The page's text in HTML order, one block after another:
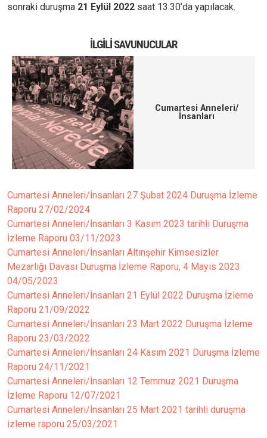
sonraki duruşma 21 Eylül 2022 saat 13:30’da yapılacak.
İLGILI SAVUNUCULAR
Cumartesi Anneleri/
İnsanları
Cumartesi Anneleri/İnsanları 27 Şubat 2024 Duruşma İzleme
Raporu 27/02/2024
Cumartesi Anneleri/İnsanları 3 Kasım 2023 tarihli Duruşma
İzleme Raporu 03/11/2023
Cumartesi Anneleri/İnsanları Altınşehir Kimsesizler
Mezarlığı Davası Duruşma İzleme Raporu, 4 Mayıs 2023
04/05/2023
Cumartesi Anneleri/İnsanları 21 Eylül 2022 Duruşma İzleme
Raporu 21/09/2022
Cumartesi Anneleri/İnsanları 23 Mart 2022 Duruşma İzleme
Raporu 23/03/2022
Cumartesi Anneleri/İnsanları 24 Kasım 2021 Duruşma İzleme
Raporu 24/11/2021
Cumartesi Anneleri/İnsanları 12 Temmuz 2021 Duruşma
İzleme Raporu 12/07/2021
Cumartesi Anneleri/İnsanları 25 Mart 2021 tarihli duruşma
izleme raporu 25/03/2021